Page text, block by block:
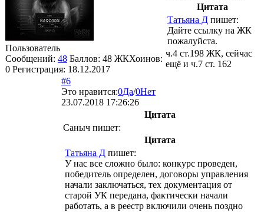
Пользователь
Сообщений: 48 Баллов: 48 ЖКХоинов:
0 Регистрация: 18.12.2017
Цитата
Татьяна Д пишет:
Дайте ссылку на ЖК
пожалуйста.
ч.4 ст.198 ЖК, сейчас
ещё и ч.7 ст. 162
#6
Это нравится:0Да/0Нет
23.07.2018 17:26:26
Цитата
Саныч пишет:
Цитата
Татьяна Д пишет:
У нас все сложно было: конкурс проведен,
победитель определен, договоры управления
начали заключаться, тех документация от
старой УК передана, фактически начали
работать, а в реестр включили очень поздно